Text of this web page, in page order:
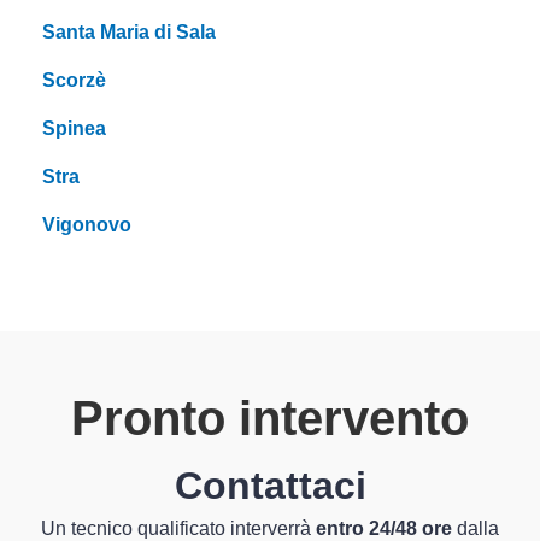
Santa Maria di Sala
Scorzè
Spinea
Stra
Vigonovo
Pronto intervento
Contattaci
Un tecnico qualificato interverrà entro 24/48 ore dalla